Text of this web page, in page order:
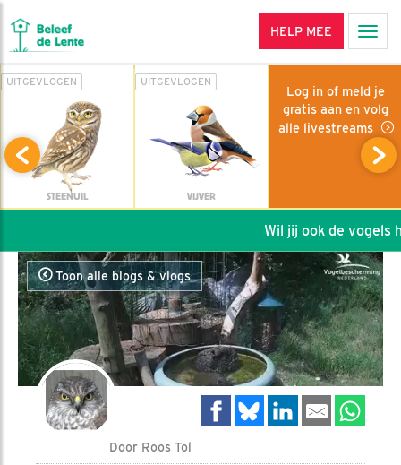
HELP MEE
UITGEVLOGEN
STEENUIL
UITGEVLOGEN
VIJVER
Log in of meld je
gratis aan en volg
alle livestreams
Wil jij ook de vogels
Toon alle blogs & vlogs
Door Roos Tol